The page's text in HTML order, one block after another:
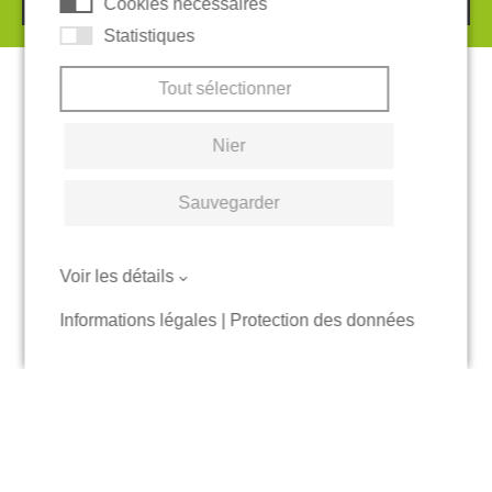
Cookies nécessaires
Statistiques
Tout sélectionner
Nier
Sauvegarder
Voir les détails
Informations légales| Protection des données